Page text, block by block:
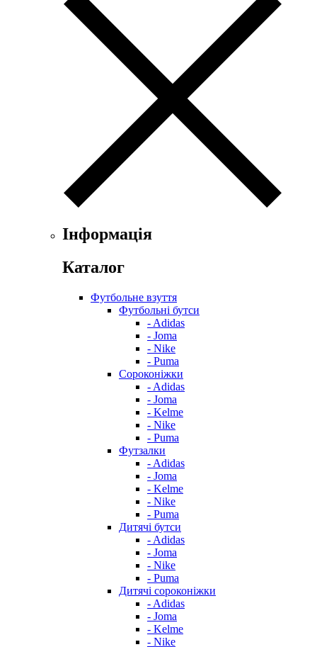
Інформація
Каталог
Футбольне взуття
Футбольні бутси
- Adidas
- Joma
- Nike
- Puma
Сороконіжки
- Adidas
- Joma
- Kelme
- Nike
- Puma
Футзалки
- Adidas
- Joma
- Kelme
- Nike
- Puma
Дитячі бутси
- Adidas
- Joma
- Nike
- Puma
Дитячі сороконіжки
- Adidas
- Joma
- Kelme
- Nike